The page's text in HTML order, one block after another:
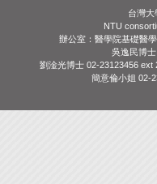
台灣大
NTU
辦公室：醫學院基礎醫
吳逸民博
劉淦光博士 02-23123456 ext
簡意倫小姐 02-